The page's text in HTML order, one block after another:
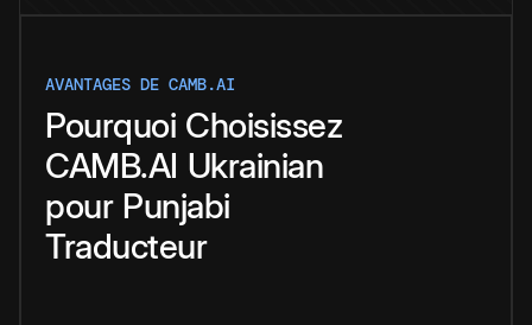
AVANTAGES DE CAMB.AI
Pourquoi Choisissez
CAMB.AI Ukrainian
pour Punjabi
Traducteur